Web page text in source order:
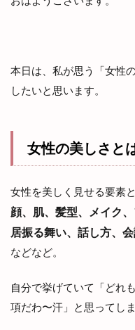
本日は、私が思う「女性
したいと思います。
女性の美しさと
女性を美しく見せる要素と
顔、肌、髪型、メイク
居振る舞い、話し方、
などなど。
自分で挙げていて「どれ
項だわ〜汗」と思ってし